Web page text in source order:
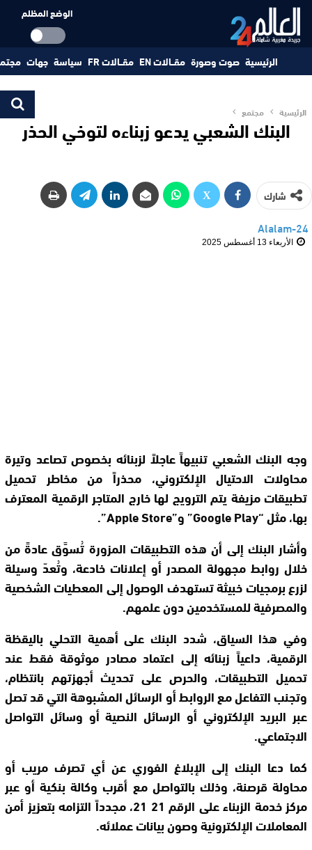
الوضع المظلم
الرئيسية صوت وصورة مقــالات EN مقــالات FR سياسة جهات
الرئيسية مجتمع
البنك الشعبي يدعو زبناءه لتوخي الحذر
شارك
Alalam-24
الأربعاء 13 أغسطس 2025
وجه البنك الشعبي تنبيهاً عاجلاً لزبنائه بخصوص تصاعد وتيرة
محاولات الاحتيال الإلكتروني، محذراً من مخاطر تحميل
تطبيقات مزيفة يتم الترويج لها خارج المتاجر الرقمية المعترف
بها، مثل “Google Play” و”Apple Store”.
وأشار البنك إلى أن هذه التطبيقات المزورة تُسوَّق عادةً من
خلال روابط مجهولة المصدر أو إعلانات خادعة، وتُعدّ وسيلة
لزرع برمجيات خبيثة تستهدف الوصول إلى المعطيات الشخصية
والمصرفية للمستخدمين دون علمهم.
وفي هذا السياق، شدد البنك على أهمية التحلي باليقظة
الرقمية، داعياً زبنائه إلى اعتماد مصادر موثوقة فقط عند
تحميل التطبيقات، والحرص على تحديث أجهزتهم بانتظام،
وتجنب التفاعل مع الروابط أو الرسائل المشبوهة التي قد تصل
عبر البريد الإلكتروني أو الرسائل النصية أو وسائل التواصل
الاجتماعي.
كما دعا البنك إلى الإبلاغ الفوري عن أي تصرف مريب أو
محاولة قرصنة، وذلك بالتواصل مع أقرب وكالة بنكية أو عبر
مركز خدمة الزبناء على الرقم 21 21، مجدداً التزامه بتعزيز أمن
المعاملات الإلكترونية وصون بيانات عملائه.